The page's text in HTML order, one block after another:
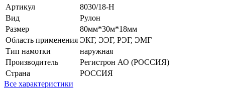
Артикул
8030/18-Н
Вид
Рулон
Размер
80мм*30м*18мм
Область применения ЭКГ, ЭЭГ, РЭГ, ЭМГ
Тип намотки
наружная
Производитель
Регистрон АО (РОССИЯ)
Страна
РОССИЯ
Все характеристики